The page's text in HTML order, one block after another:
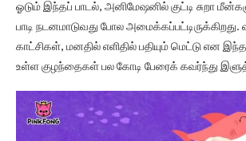
ஓடும் இந்தப் பாடல், அனிமேஷனில் குட்டி சுறா
பாடி நடனமாடுவது போல
காட்சிகள், மனதில் எளிதில் பதியும் மெட்டு என
உள்ள குழந்தைகள் பல கோடி பேரைக் கவர்ந்து